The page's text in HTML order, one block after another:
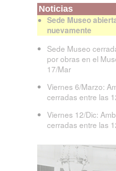
Noticias
Sede Museo
nuevamente
Sede Museo
por obras en el
17/Mar
Viernes 6/Marzo:
cerradas entre las
Viernes 12/Dic:
cerradas entre las